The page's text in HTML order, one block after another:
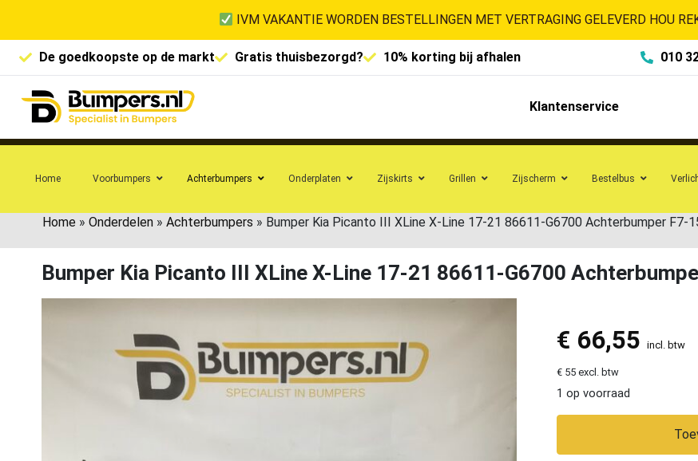
IVM VAKANTIE WORDEN BESTELLINGEN MET VERTRAGING GELEVERD HOU
De goedkoopste op de markt Gratis thuisbezorgd? 10% korting bij afhalen 010
Klantenservice
Home Voorbumpers Achterbumpers Onderplaten Zijskirts Grillen Zijscherm Bestelbus
Home » Onderdelen » Achterbumpers » Bumper Kia Picanto III XLine X-Line 17-21 86611-G6700 Achterbumper F7-
Bumper Kia Picanto III XLine X-Line 17-21 86611-G6700
€ 66,55 incl. btw
€ 55 excl. btw
1 op voorraad